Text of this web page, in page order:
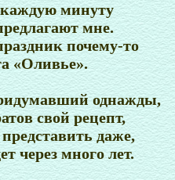
каждую минуту
мне.
почему-то
«Оливье».
однажды,
свой рецепт,
даже,
через много лет.